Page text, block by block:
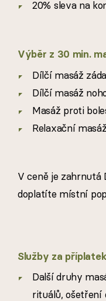
20% sleva na
Výběr z 30 min.
Dílčí masáž
Dílčí masáž
Masáž proti
Relaxační
V ceně je zahrnutá
doplatíte místní
Služby za
Další druhy
rituálů, ošetření